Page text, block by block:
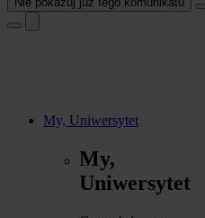
My, Uniwersytet
My,
Uniwersytet